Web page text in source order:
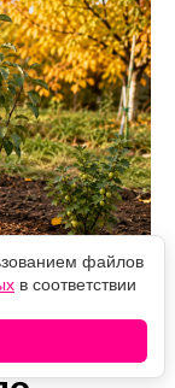
файлов
в соответствии